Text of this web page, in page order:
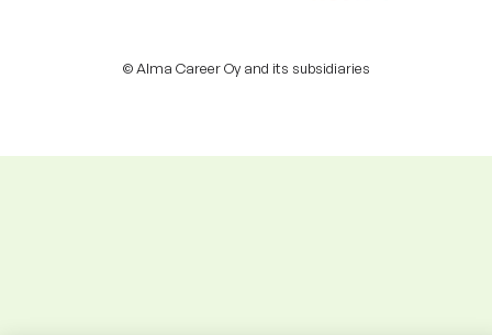
© Alma Career Oy and its subsidiaries